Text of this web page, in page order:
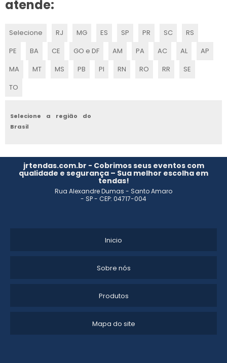
atende:
Selecione RJ MG ES SP PR SC
RS
PE
BA CE GO e DF AM PA AC AL
AP
MA
MT MS PB PI RN RO RR
SE
TO
Selecione a região do
Brasil
jrtendas.com.br - Cobrimos seus eventos com
qualidade e segurança – Sua melhor escolha em
tendas!
Rua Alexandre Dumas - Santo Amaro
- SP - CEP: 04717-004
Inicio
Sobre nós
Produtos
Mapa do site